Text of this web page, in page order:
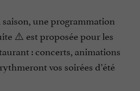
une programmation
⚠️ est proposée pour les
: concerts, animations
vos soirées d’été